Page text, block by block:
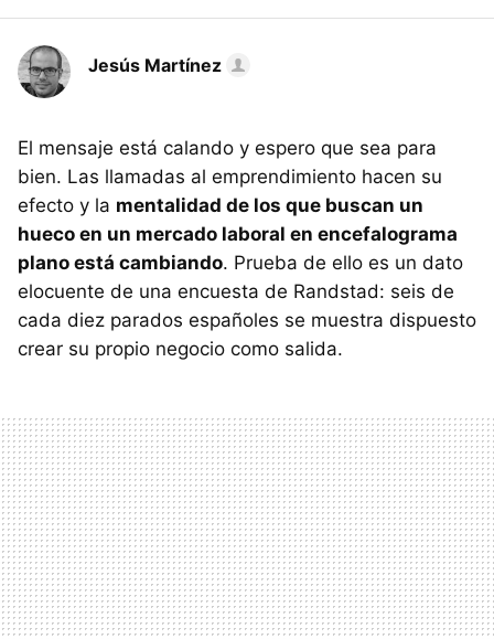
Jesús Martínez
El mensaje está calando y espero que sea para
bien. Las llamadas al emprendimiento hacen su
efecto y la mentalidad de los que buscan un
hueco en un mercado laboral en encefalograma
plano está cambiando. Prueba de ello es un dato
elocuente de una encuesta de Randstad: seis de
cada diez parados españoles se muestra dispuesto
crear su propio negocio como salida.